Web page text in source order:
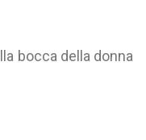
bocca della donna